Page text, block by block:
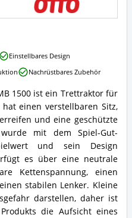
1500 ist ein Trettraktor für
einen verstellbaren Sitz,
und eine geschützte
mit dem Spiel-Gut-
und sein Design
es über eine neutrale
Kettenspannung, einen
stabilen Lenker. Kleine
darstellen, daher ist
die Aufsicht eines
Einstellbares Design
Nachrüstbares Zubehör